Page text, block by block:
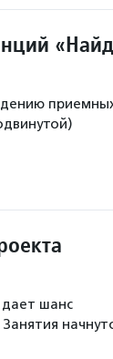
шанс